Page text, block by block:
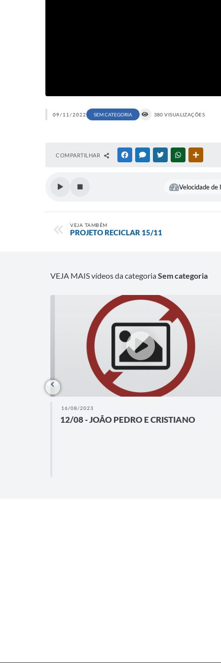
09/11/2022 SEM CATEGORIA 380 VISUALIZAÇÕES
COMPARTILHAR FACEBOOKMESSENGER
TWITTERWHATSAPP
Velocidade de
VEJA TAMBÉM
PROJETO RECICLAR 15/11
VEJA MAIS vídeos da categoriaSem categoria
16/08/2023
12/08 - JOÃO PEDRO E CRISTIANO